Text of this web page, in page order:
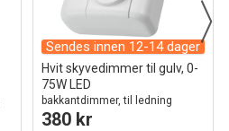
Sendes innen 12-14 dager
Hvit skyvedimmer til gulv, 0-
75W LED
bakkantdimmer, til ledning
380 kr